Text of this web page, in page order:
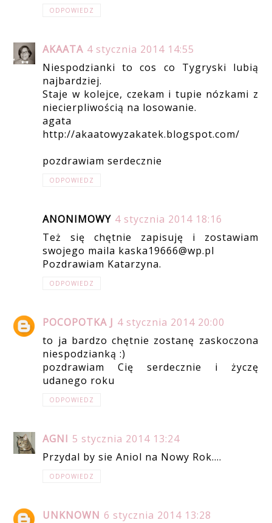
ODPOWIEDZ
AKAATA 4 stycznia 2014 14:55
Niespodzianki to cos co Tygryski lubią
najbardziej.
Staje w kolejce, czekam i tupie nózkami z
niecierpliwością na losowanie.
agata
http://akaatowyzakatek.blogspot.com/
pozdrawiam serdecznie
ODPOWIEDZ
ANONIMOWY 4 stycznia 2014 18:16
Też się chętnie zapisuję i zostawiam
swojego maila kaska19666@wp.pl
Pozdrawiam Katarzyna.
ODPOWIEDZ
POCOPOTKA J 4 stycznia 2014 20:00
to ja bardzo chętnie zostanę zaskoczona
niespodzianką :)
pozdrawiam Cię serdecznie i życzę
udanego roku
ODPOWIEDZ
AGNI 5 stycznia 2014 13:24
Przydal by sie Aniol na Nowy Rok....
ODPOWIEDZ
UNKNOWN 6 stycznia 2014 13:28